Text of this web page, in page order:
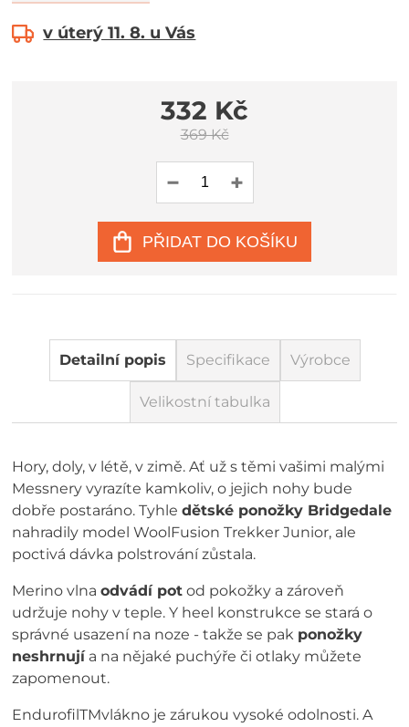
v úterý 11. 8. u Vás
332 Kč
369 Kč
PŘIDAT DO KOŠÍKU
Detailní popis Specifikace Výrobce
Velikostní tabulka
Hory, doly, v létě, v zimě. Ať už s těmi vašimi malými
Messnery vyrazíte kamkoliv, o jejich nohy bude
dobře postaráno. Tyhledětské ponožky Bridgedale
nahradily model WoolFusion Trekker Junior, ale
poctivá dávka polstrování zůstala.
Merino vlnaodvádí pot od pokožky a zároveň
udržuje nohy v teple. Y heel konstrukce se stará o
správné usazení na noze - takže se pak ponožky
neshrnujía na nějaké puchýře či otlaky můžete
zapomenout.
EndurofilTMvlákno je zárukou vysoké odolnosti. A